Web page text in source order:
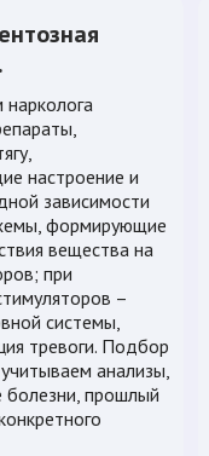
настроение и
зависимости
формирующие
вещества на
при
–
системы,
тревоги. Подбор
анализы,
болезни, прошлый